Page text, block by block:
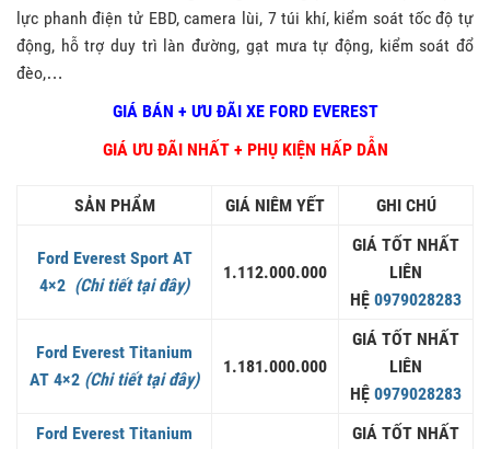
lực phanh điện tử EBD, camera lùi, 7 túi khí, kiểm soát tốc độ tự
động, hỗ trợ duy trì làn đường, gạt mưa tự động, kiểm soát đổ
đèo,…
GIÁ BÁN + ƯU ĐÃI XE FORD EVEREST
GIÁ ƯU ĐÃI NHẤT + PHỤ KIỆN HẤP DẪN
SẢN PHẨM GIÁ NIÊM YẾT GHI CHÚ
Ford Everest Sport AT
4×2 (Chi tiết tại đây)
1.112.000.000
GIÁ TỐT NHẤT
LIÊN
HỆ 0979028283
Ford Everest Titanium
AT 4×2 (Chi tiết tại đây)
1.181.000.000
GIÁ TỐT NHẤT
LIÊN
HỆ 0979028283
Ford Everest Titanium
GIÁ TỐT NHẤT